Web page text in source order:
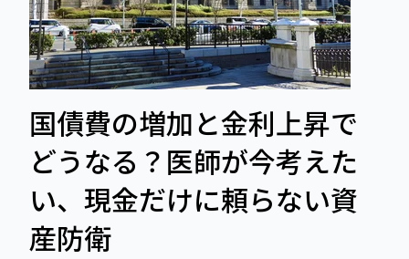
国債費の増加と金利上昇で
どうなる？医師が今考えた
い、現金だけに頼らない資
産防衛